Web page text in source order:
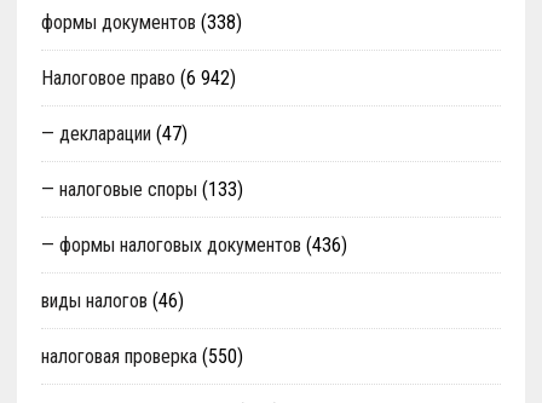
формы документов (338)
Налоговое право (6 942)
— декларации (47)
— налоговые споры (133)
— формы налоговых документов (436)
виды налогов (46)
налоговая проверка(550)